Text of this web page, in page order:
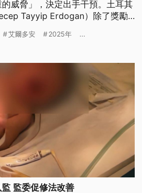
威脅」，決定出手干預。土耳其
Tayyip Erdogan）除了獎勵
除非有特殊醫療需求，產婦在土
艾爾多安 2025年 ...
監委促修法改善